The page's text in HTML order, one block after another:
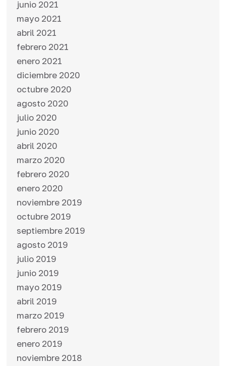
junio 2021
mayo 2021
abril 2021
febrero 2021
enero 2021
diciembre 2020
octubre 2020
agosto 2020
julio 2020
junio 2020
abril 2020
marzo 2020
febrero 2020
enero 2020
noviembre 2019
octubre 2019
septiembre 2019
agosto 2019
julio 2019
junio 2019
mayo 2019
abril 2019
marzo 2019
febrero 2019
enero 2019
noviembre 2018